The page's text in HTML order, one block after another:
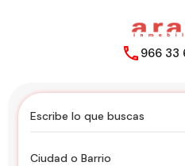
966 33
Ciudad o Barrio